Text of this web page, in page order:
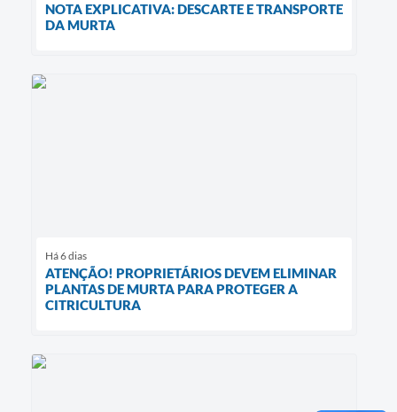
NOTA EXPLICATIVA: DESCARTE E TRANSPORTE
DA MURTA
Há 6 dias
ATENÇÃO! PROPRIETÁRIOS DEVEM ELIMINAR
PLANTAS DE MURTA PARA PROTEGER A
CITRICULTURA